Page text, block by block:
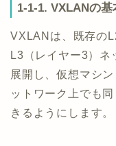
1-1-1. VXLANの基
VXLANは、既存の
L3（レイヤー3）ネ
展開し、仮想マシ
ットワーク上でも
きるようにします。